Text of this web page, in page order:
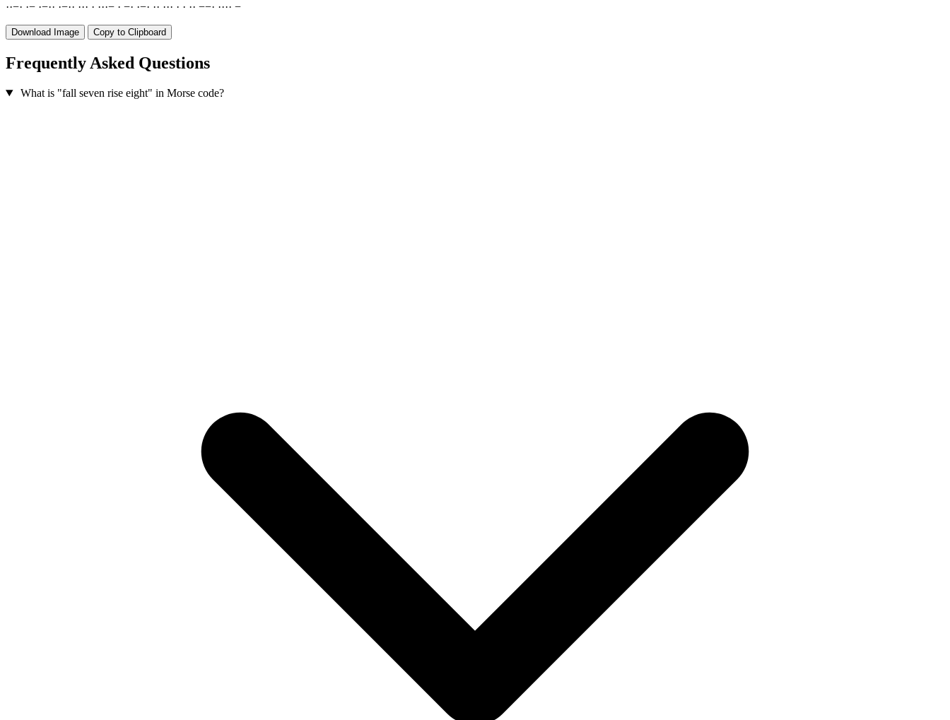
··−· ·− ·−·· ·−·· ··· · ···− · −· ·−· ·· ··· · · ·· −−· ···· −
Download Image Copy to Clipboard
Frequently Asked Questions
What is "fall seven rise eight" in Morse code?